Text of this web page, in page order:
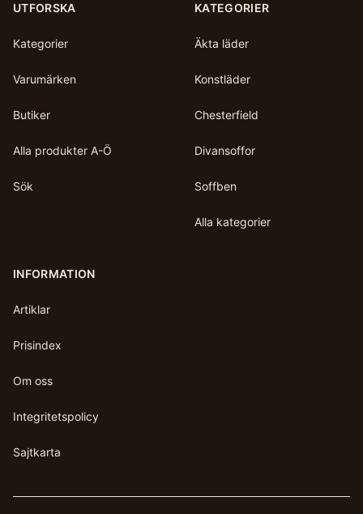
UTFORSKA
Kategorier
Varumärken
Butiker
Alla produkter A-Ö
Sök
KATEGORIER
Äkta läder
Konstläder
Chesterfield
Divansoffor
Soffben
Alla kategorier
INFORMATION
Artiklar
Prisindex
Om oss
Integritetspolicy
Sajtkarta